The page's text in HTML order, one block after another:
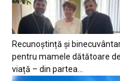
Recunoștință și
pentru mamele dătătoare de
viață – din partea...